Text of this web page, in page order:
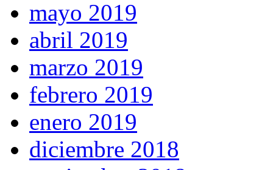
mayo 2019
abril 2019
marzo 2019
febrero 2019
enero 2019
diciembre 2018